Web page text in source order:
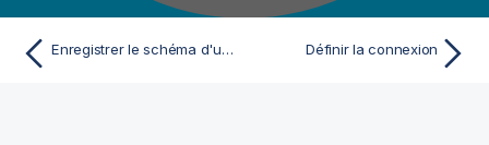
Enregistrer le schéma d'un composant en tant que schéma générique Définir la connexion